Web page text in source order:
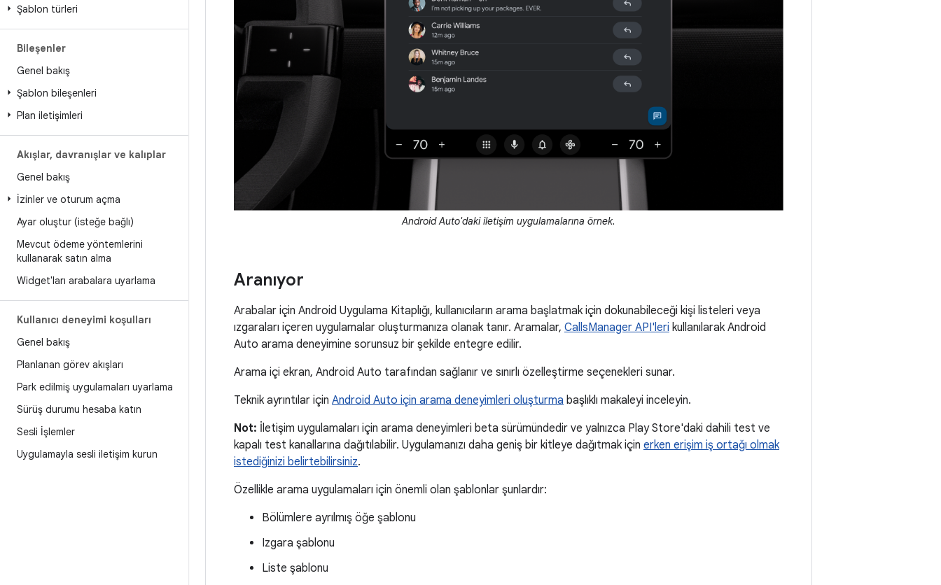
Şablon türleri
Bileşenler
Genel bakış
Şablon bileşenleri
Plan iletişimleri
Akışlar, davranışlar ve kalıplar
Genel bakış
İzinler ve oturum açma
Ayar oluştur (isteğe bağlı)
Mevcut ödeme yöntemlerini
kullanarak satın alma
Widget'ları arabalara uyarlama
Kullanıcı deneyimi koşulları
Genel bakış
Planlanan görev akışları
Park edilmiş uygulamaları uyarlama
Sürüş durumu hesaba katın
Sesli İşlemler
Uygulamayla sesli iletişim kurun
Android Auto'daki iletişim uygulamalarına örnek.
Aranıyor
Arabalar için Android Uygulama Kitaplığı, kullanıcıların arama başlatmak için dokunabileceği kişi listeleri veya
ızgaraları içeren uygulamalar oluşturmanıza olanak tanır. Aramalar, CallsManager API'leri kullanılarak Android
Auto arama deneyimine sorunsuz bir şekilde entegre edilir.
Arama içi ekran, Android Auto tarafından sağlanır ve sınırlı özelleştirme seçenekleri sunar.
Teknik ayrıntılar için Android Auto için arama deneyimleri oluşturma başlıklı makaleyi inceleyin.
Not: İletişim uygulamaları için arama deneyimleri beta sürümündedir ve yalnızca Play Store'daki dahili test ve
kapalı test kanallarına dağıtılabilir. Uygulamanızı daha geniş bir kitleye dağıtmak için erken erişim iş ortağı olmak
istediğinizi belirtebilirsiniz.
Özellikle arama uygulamaları için önemli olan şablonlar şunlardır:
Bölümlere ayrılmış öğe şablonu
Izgara şablonu
Liste şablonu